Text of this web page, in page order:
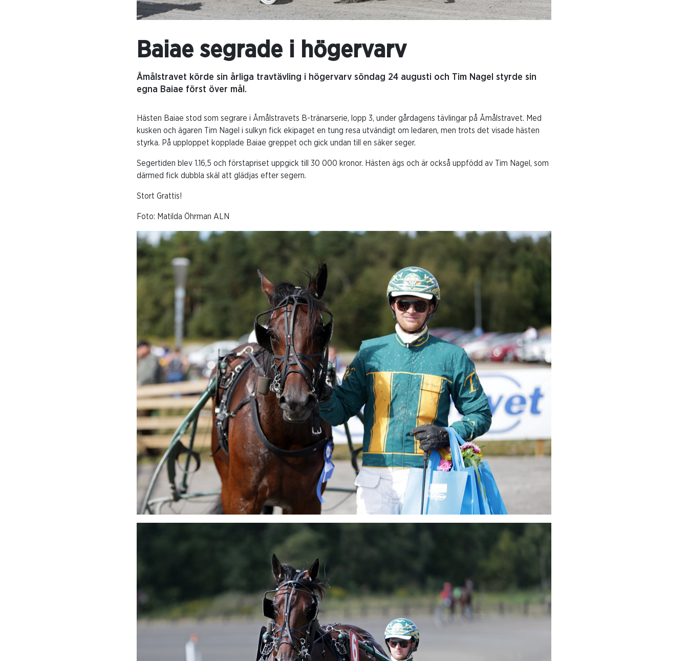
Baiae segrade i högervarv
Åmålstravet körde sin årliga travtävling i högervarv söndag 24 augusti och Tim Nagel styrde sin
egna Baiae först över mål.
Hästen Baiae stod som segrare i Åmålstravets B-tränarserie, lopp 3, under gårdagens tävlingar på Åmålstravet. Med
kusken och ägaren Tim Nagel i sulkyn fick ekipaget en tung resa utvändigt om ledaren, men trots det visade hästen
styrka. På upploppet kopplade Baiae greppet och gick undan till en säker seger.
Segertiden blev 1.16,5 och förstapriset uppgick till 30 000 kronor. Hästen ägs och är också uppfödd av Tim Nagel, som
därmed fick dubbla skäl att glädjas efter segern.
Stort Grattis!
Foto: Matilda Öhrman ALN